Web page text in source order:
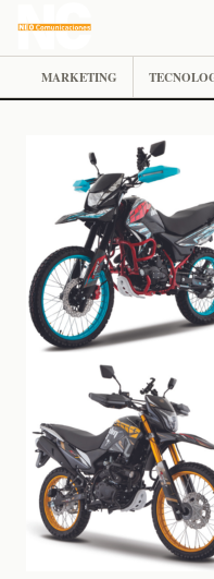
MARKETING